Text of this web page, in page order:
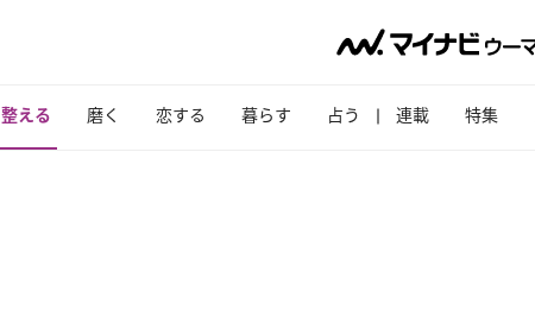
整える 磨く 恋する 暮らす 占う 連載 特集